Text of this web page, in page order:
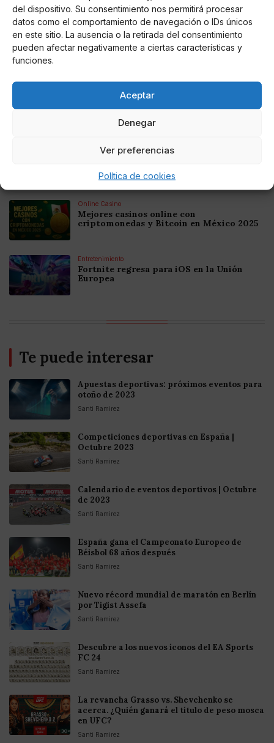
del dispositivo. Su consentimiento nos permitirá procesar
datos como el comportamiento de navegación o IDs únicos
en este sitio. La ausencia o la retirada del consentimiento
pueden afectar negativamente a ciertas características y
funciones.
Aceptar
Denegar
Ver preferencias
Política de cookies
GA. Mañanes
Online Casino
Mejores Cripto Casinos Online en
Colombia 2025: Bitcoin Casinos
Online Casino
Mejores Casinos Online con Bitcoin y
Online Casino
Mejores casinos online con
criptomonedas y Bitcoin en México 2025
Entretenimiento
Fortnite regresa para iOS en la Unión
Europea
Te puede interesar
Apuestas deportivas: próximos eventos para
otoño de 2023
Santi Ramirez
Competiciones deportivas en España |
Octubre 2023
Santi Ramirez
Calendario de eventos deportivos | Octubre
de 2023
Santi Ramirez
España gana el Campeonato Europeo de
Béisbol 68 años después
Santi Ramirez
Nuevo récord mundial de maratón en Berlín
por Tigist Assefa
Santi Ramirez
Descubre a los nuevos íconos del EA Sports
FC 24
Santi Ramirez
La revancha Grasso vs. Shevchenko se
acerca. ¿Quién ganará el título de peso mosca
en UFC?
Santi Ramirez